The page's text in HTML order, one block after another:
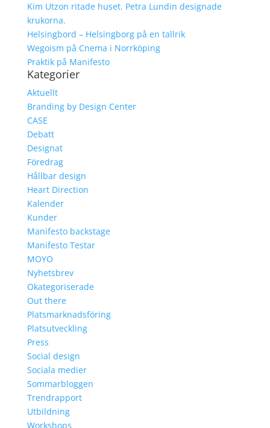
Kim Utzon ritade huset. Petra Lundin designade
krukorna.
Helsingbord – Helsingborg på en tallrik
Wegoism på Cnema i Norrköping
Praktik på Manifesto
Kategorier
Aktuellt
Branding by Design Center
CASE
Debatt
Designat
Föredrag
Hållbar design
Heart Direction
Kalender
Kunder
Manifesto backstage
Manifesto Testar
MOYO
Nyhetsbrev
Okategoriserade
Out there
Platsmarknadsföring
Platsutveckling
Press
Social design
Sociala medier
Sommarbloggen
Trendrapport
Utbildning
Workshops